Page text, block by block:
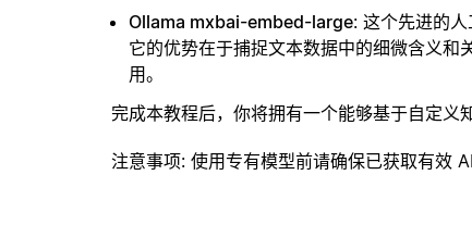
Ollama mxbai-embed-large: 这个先进的
它的优势在于捕捉文本数据中的细微含义和
用。
完成本教程后，你将拥有一个能够基于自定义
注意事项: 使用专有模型前请确保已获取有效